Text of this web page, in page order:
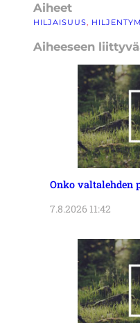
Aiheet
HILJAISUUS,
Aiheeseen
Onko valtalehden
7.8.2026 11:42